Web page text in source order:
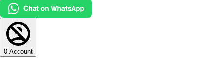
0 Account